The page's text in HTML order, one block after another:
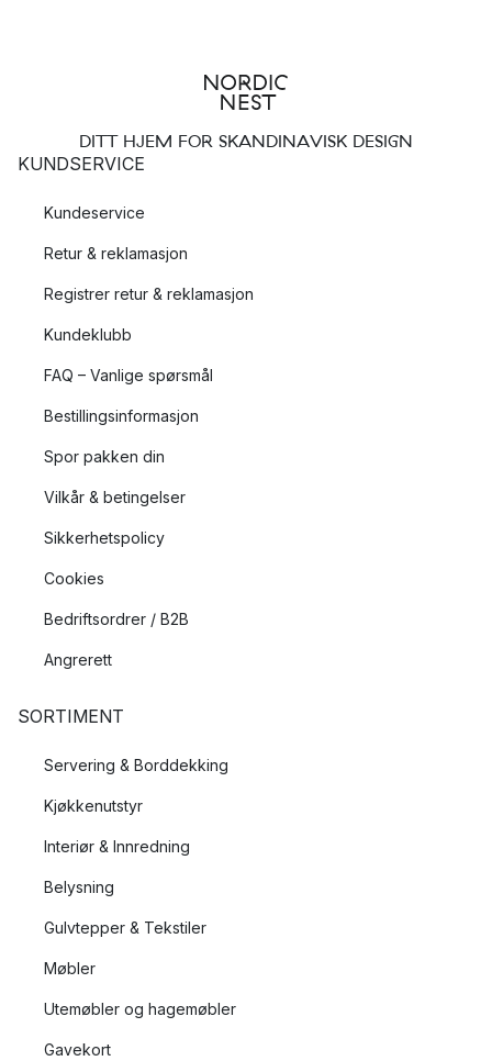
DITT HJEM FOR SKANDINAVISK DESIGN
KUNDSERVICE
Kundeservice
Retur & reklamasjon
Registrer retur & reklamasjon
Kundeklubb
FAQ – Vanlige spørsmål
Bestillingsinformasjon
Spor pakken din
Vilkår & betingelser
Sikkerhetspolicy
Cookies
Bedriftsordrer / B2B
Angrerett
SORTIMENT
Servering & Borddekking
Kjøkkenutstyr
Interiør & Innredning
Belysning
Gulvtepper & Tekstiler
Møbler
Utemøbler og hagemøbler
Gavekort